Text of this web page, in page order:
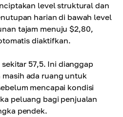
level struktural dan
harian di bawah level
tajam menuju $2,80,
diaktifkan.
57,5. Ini dianggap
ada ruang untuk
mencapai kondisi
peluang bagi penjualan
pendek.